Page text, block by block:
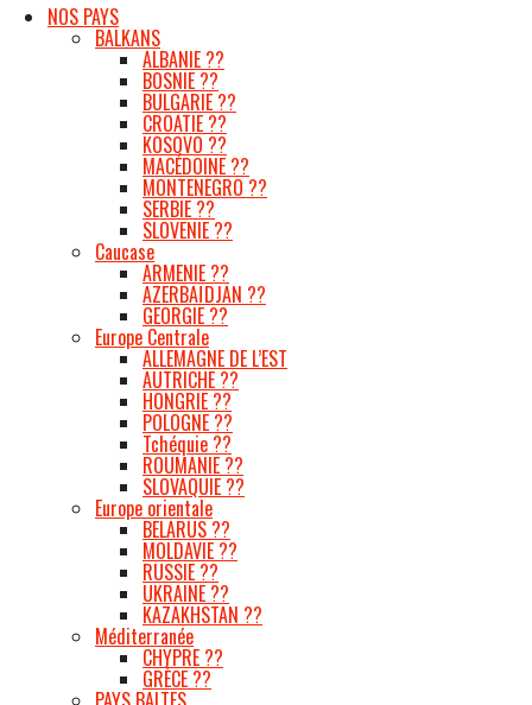
NOS PAYS
BALKANS
ALBANIE ??
BOSNIE ??
BULGARIE ??
CROATIE ??
KOSOVO ??
MACÉDOINE ??
MONTENEGRO ??
SERBIE ??
SLOVENIE ??
Caucase
ARMENIE ??
AZERBAÏDJAN ??
GEORGIE ??
Europe Centrale
ALLEMAGNE DE L’EST
AUTRICHE ??
HONGRIE ??
POLOGNE ??
Tchéquie ??
ROUMANIE ??
SLOVAQUIE ??
Europe orientale
BELARUS ??
MOLDAVIE ??
RUSSIE ??
UKRAINE ??
KAZAKHSTAN ??
Méditerranée
CHYPRE ??
GRÈCE ??